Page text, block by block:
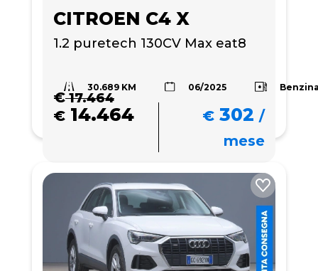
CITROEN C4 X
1.2 puretech 130CV Max eat8
30.689 KM 06/2025
€17.464
€ 14.464 € 302 /
mese